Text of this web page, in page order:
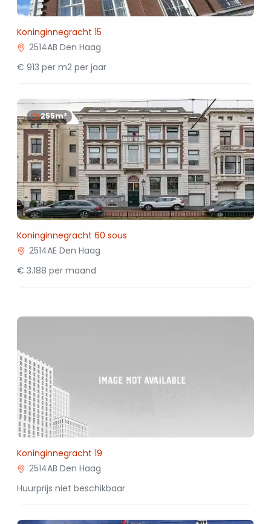
Koninginnegracht 15
2514AB Den Haag
€ 913 per m2 per jaar
255m²
Koninginnegracht 60 sous
2514AE Den Haag
€ 3.188 per maand
Koninginnegracht 19
2514AB Den Haag
Huurprijs niet beschikbaar